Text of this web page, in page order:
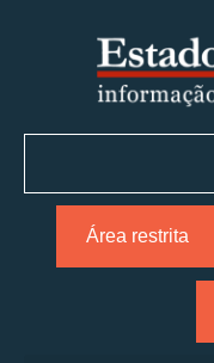
Área restrita